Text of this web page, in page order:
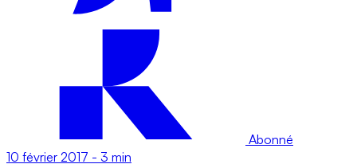
Abonné
10 février 2017 - 3 min